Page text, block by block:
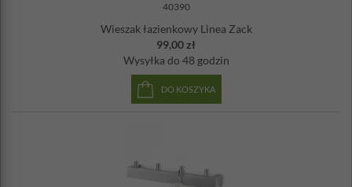
40390
Wieszak łazienkowy Linea Zack
99,00 zł
Wysyłka do 48 godzin
DO KOSZYKA